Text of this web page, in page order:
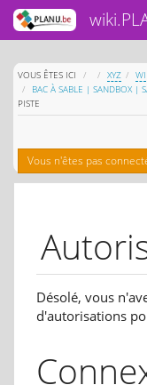
VOUS ÊTES ICI HOME
XYZ
BAC À SABLE | SANDBOX |
PISTE
Vous n'êtes pas
Désolé, vous
d'autorisations